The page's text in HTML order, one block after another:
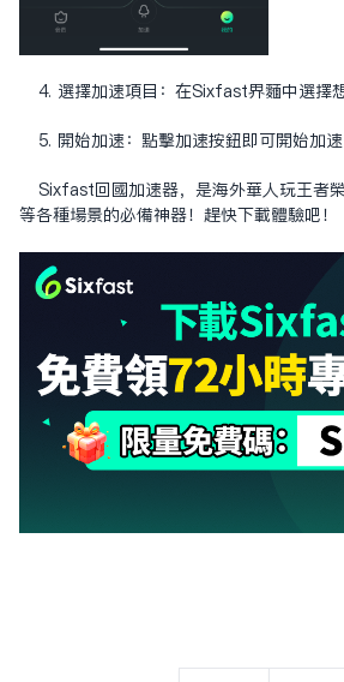
4. 選擇加速項目：在Sixfast界面中選擇
5. 開始加速：點擊加速按鈕即可開始加
Sixfast回國加速器，是海外華人玩王者
等各種場景的必備神器！趕快下載體驗吧！